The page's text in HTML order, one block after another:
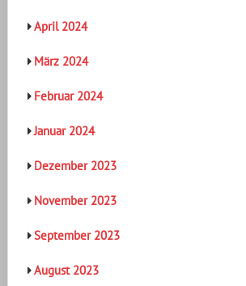
April 2024
März 2024
Februar 2024
Januar 2024
Dezember 2023
November 2023
September 2023
August 2023